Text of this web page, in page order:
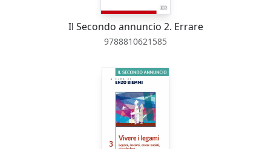
Il Secondo annuncio 2. Errare
9788810621585